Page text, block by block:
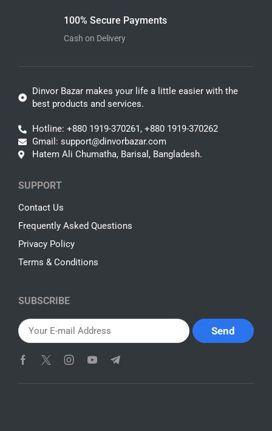
100% Secure Payments
Cash on Delivery
Dinvor Bazar makes your life a little easier with the
best products and services.
Hotline: +880 1919-370261, +880 1919-370262
Gmail: support@dinvorbazar.com
Hatem Ali Chumatha, Barisal, Bangladesh.
SUPPORT
Contact Us
Frequently Asked Questions
Privacy Policy
Terms & Conditions
SUBSCRIBE